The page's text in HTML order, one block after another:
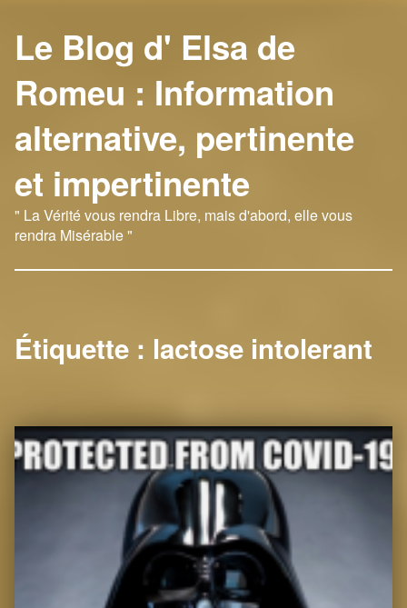
Le Blog d' Elsa de
Romeu : Information
alternative, pertinente
et impertinente
" La Vérité vous rendra Libre, mais d'abord, elle vous
rendra Misérable "
Étiquette : lactose intolerant